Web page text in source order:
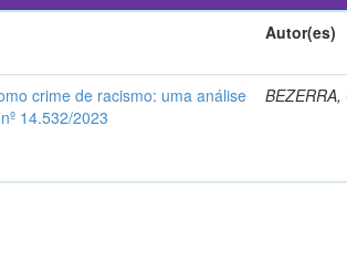
Autor(es)
crime de racismo: uma análise
14.532/2023